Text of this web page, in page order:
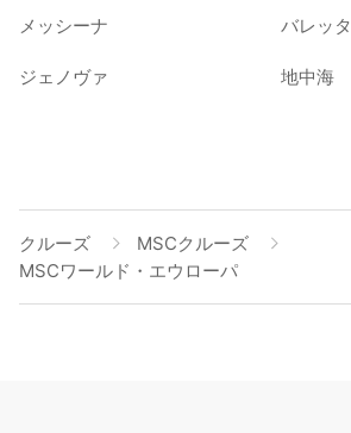
メッシーナ バレッタ
ジェノヴァ 地中海
クルーズ
MSCクルーズ
MSCワールド・エウローパ